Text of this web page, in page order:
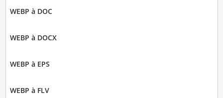
WEBP à DOC
WEBP à DOCX
WEBP à EPS
WEBP à FLV